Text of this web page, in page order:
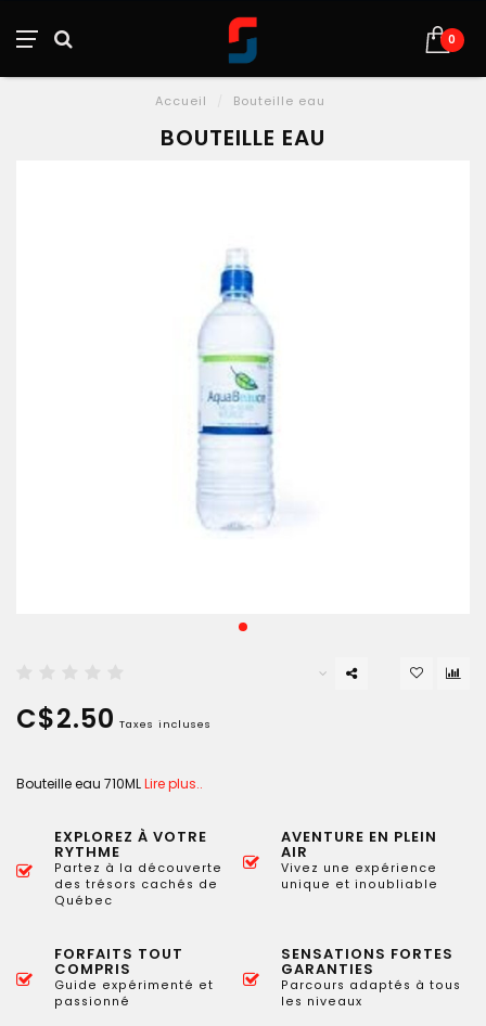
0
Accueil Bouteille eau
BOUTEILLE EAU
C$2.50 Taxes incluses
Bouteille eau 710MLLire plus..
EXPLOREZ À VOTRE
RYTHME
Partez à la découverte
des trésors cachés de
Québec
AVENTURE EN PLEIN
AIR
Vivez une expérience
unique et inoubliable
FORFAITS TOUT
COMPRIS
Guide expérimenté et
passionné
SENSATIONS FORTES
GARANTIES
Parcours adaptés à tous
les niveaux